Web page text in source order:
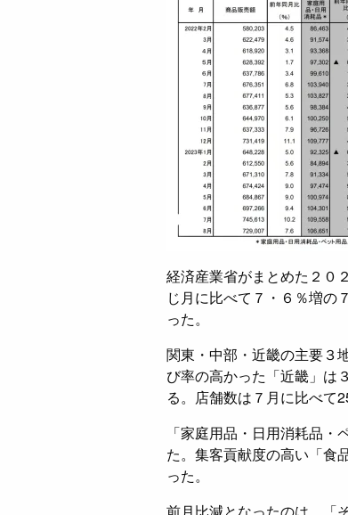
経済産業省がまとめた２０
じ月に比べて７・６％増の
った。
関東・中部・近畿の主要３
び率の高かった「近畿」は
る。店舗数は７月に比べて
「家庭用品・日用消耗品
た。集客貢献度の高い「食
った。